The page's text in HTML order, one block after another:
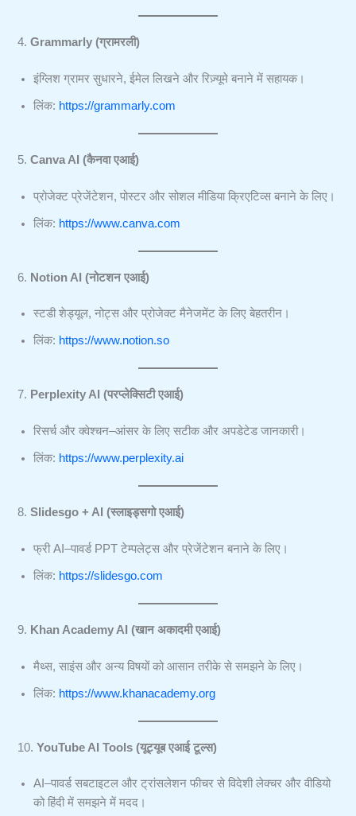
4.Grammarly (ग्रामरली)
इंग्लिश ग्रामर सुधारने, ईमेल लिखने और रिज़्यूमे बनाने में सहायक।
लिंक: https://grammarly.com
5.Canva AI (कैनवा एआई)
प्रोजेक्ट प्रेजेंटेशन, पोस्टर और सोशल मीडिया क्रिएटिव्स बनाने के लिए।
लिंक: https://www.canva.com
6. Notion AI (नोटशन एआई)
स्टडी शेड्यूल, नोट्स और प्रोजेक्ट मैनेजमेंट के लिए बेहतरीन।
लिंक: https://www.notion.so
7. Perplexity AI (परप्लेक्सिटी एआई)
रिसर्च और क्वेश्चन–आंसर के लिए सटीक और अपडेटेड जानकारी।
लिंक: https://www.perplexity.ai
8.Slidesgo + AI (स्लाइड्सगो एआई)
फ्री AI–पावर्ड PPT टेम्पलेट्स और प्रेजेंटेशन बनाने के लिए।
लिंक: https://slidesgo.com
9. Khan Academy AI (खान अकादमी एआई)
मैथ्स, साइंस और अन्य विषयों को आसान तरीके से समझने के लिए।
लिंक: https://www.khanacademy.org
10.YouTube AI Tools (यूट्यूब एआई टूल्स)
AI–पावर्ड सबटाइटल और ट्रांसलेशन फीचर से विदेशी लेक्चर और वीडियो
को हिंदी में समझने में मदद।